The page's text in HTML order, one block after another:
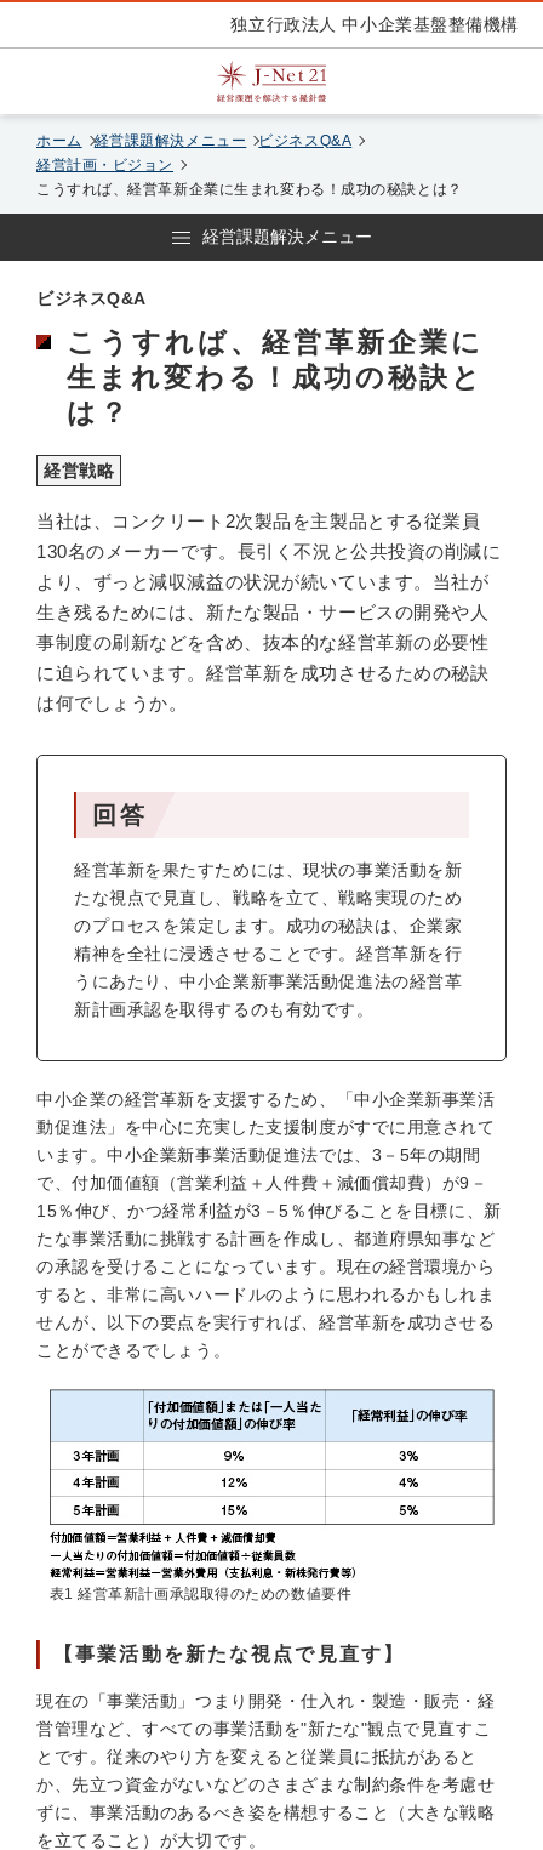
独立行政法人 中小企業基盤整備機構
ホーム 経営課題解決メニュー
ビジネスQ&A
経営計画・ビジョン
こうすれば、経営革新企業に生まれ変わる！成功の秘訣とは？
経営課題解決メニュー
ビジネスQ&A
こうすれば、経営革新企業に
生まれ変わる！成功の秘訣と
は？
経営戦略
当社は、コンクリート2次製品を主製品とする従業員
130名のメーカーです。長引く不況と公共投資の削減に
より、ずっと減収減益の状況が続いています。当社が
生き残るためには、新たな製品・サービスの開発や人
事制度の刷新などを含め、抜本的な経営革新の必要性
に迫られています。経営革新を成功させるための秘訣
は何でしょうか。
回答
経営革新を果たすためには、現状の事業活動を新
たな視点で見直し、戦略を立て、戦略実現のため
のプロセスを策定します。成功の秘訣は、企業家
精神を全社に浸透させることです。経営革新を行
うにあたり、中小企業新事業活動促進法の経営革
新計画承認を取得するのも有効です。
中小企業の経営革新を支援するため、「中小企業新事業活
動促進法」を中心に充実した支援制度がすでに用意されて
います。中小企業新事業活動促進法では、3－5年の期間
で、付加価値額（営業利益＋人件費＋減価償却費）が9－
15％伸び、かつ経常利益が3－5％伸びることを目標に、新
たな事業活動に挑戦する計画を作成し、都道府県知事など
の承認を受けることになっています。現在の経営環境から
すると、非常に高いハードルのように思われるかもしれま
せんが、以下の要点を実行すれば、経営革新を成功させる
ことができるでしょう。
表1 経営革新計画承認取得のための数値要件
【事業活動を新たな視点で見直す】
現在の「事業活動」つまり開発・仕入れ・製造・販売・経
営管理など、すべての事業活動を"新たな"観点で見直すこ
とです。従来のやり方を変えると従業員に抵抗があると
か、先立つ資金がないなどのさまざまな制約条件を考慮せ
ずに、事業活動のあるべき姿を構想すること（大きな戦略
を立てること）が大切です。